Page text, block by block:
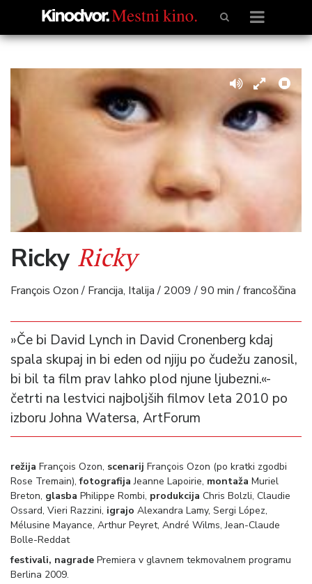
Ricky Ricky
François Ozon / Francija, Italija / 2009 / 90 min / francoščina
»Če bi David Lynch in David Cronenberg kdaj
spala skupaj in bi eden od njiju po čudežu zanosil,
bi bil ta film prav lahko plod njune ljubezni.«-
četrti na lestvici najboljših filmov leta 2010 po
izboru Johna Watersa, ArtForum
režija François Ozon, scenarij François Ozon (po kratki zgodbi
Rose Tremain),fotografija Jeanne Lapoirie, montaža Muriel
Breton, glasba Philippe Rombi, produkcija Chris Bolzli, Claudie
Ossard, Vieri Razzini, igrajo Alexandra Lamy, Sergi López,
Mélusine Mayance, Arthur Peyret, André Wilms, Jean-Claude
Bolle-Reddat
festivali, nagrade Premiera v glavnem tekmovalnem programu
Berlina 2009.